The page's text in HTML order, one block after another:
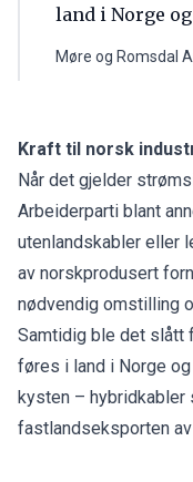
land i Norge
Møre og Romsdal
Kraft til norsk
Når det gjelder
Arbeiderparti blant
utenlandskabler eller
av norskprodusert
nødvendig omstilling
Samtidig ble det slått
føres i land i Norge
kysten – hybridkabler
fastlandseksporten